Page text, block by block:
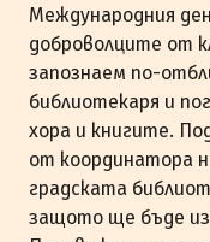
Международния
доброволците от
запознаем по-
библиотекаря и
хора и книгите.
от координатора
градската
защото ще бъде